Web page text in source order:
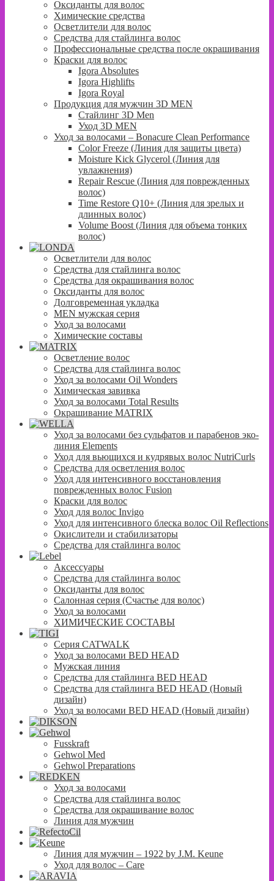
Оксиданты для волос
Химические средства
Осветлители для волос
Средства для стайлинга волос
Профессиональные средства после окрашивания
Краски для волос
Igora Absolutes
Igora Highlifts
Igora Royal
Продукция для мужчин 3D MEN
Стайлинг 3D Men
Уход 3D MEN
Уход за волосами – Bonacure Clean Performance
Color Freeze (Линия для защиты цвета)
Moisture Kick Glycerol (Линия для
увлажнения)
Repair Rescue (Линия для поврежденных
волос)
Time Restore Q10+ (Линия для зрелых и
длинных волос)
Volume Boost (Линия для объема тонких
волос)
Осветлители для волос
Средства для стайлинга волос
Средства для окрашивания волос
Оксиданты для волос
Долговременная укладка
MEN мужская серия
Уход за волосами
Химические составы
Осветление волос
Средства для стайлинга волос
Уход за волосами Oil Wonders
Химическая завивка
Уход за волосами Total Results
Окрашивание MATRIX
Уход за волосами без сульфатов и парабенов эко-
линия Elements
Уход для вьющихся и кудрявых волос NutriCurls
Средства для осветления волос
Уход для интенсивного восстановления
поврежденных волос Fusion
Краски для волос
Уход для волос Invigo
Уход для интенсивного блеска волос Oil Reflections
Окислители и стабилизаторы
Средства для стайлинга волос
Аксессуары
Средства для стайлинга волос
Оксиданты для волос
Салонная серия (Счастье для волос)
Уход за волосами
ХИМИЧЕСКИЕ СОСТАВЫ
Серия CATWALK
Уход за волосами BED HEAD
Мужская линия
Средства для стайлинга BED HEAD
Средства для стайлинга BED HEAD (Новый
дизайн)
Уход за волосами BED HEAD (Новый дизайн)
Fusskraft
Gehwol Med
Gehwol Preparations
Уход за волосами
Средства для стайлинга волос
Средства для окрашивание волос
Линия для мужчин
Линия для мужчин – 1922 by J.M. Keune
Уход для волос – Сare